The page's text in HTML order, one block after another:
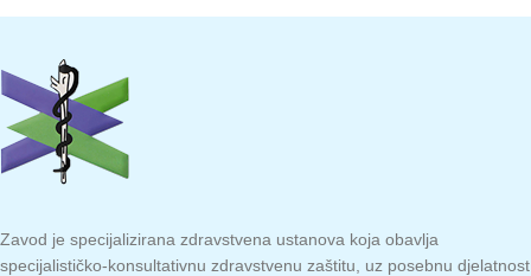
Zavod je specijalizirana zdravstvena ustanova koja obavlja
specijalističko-konsultativnu zdravstvenu zaštitu, uz posebnu djelatnost